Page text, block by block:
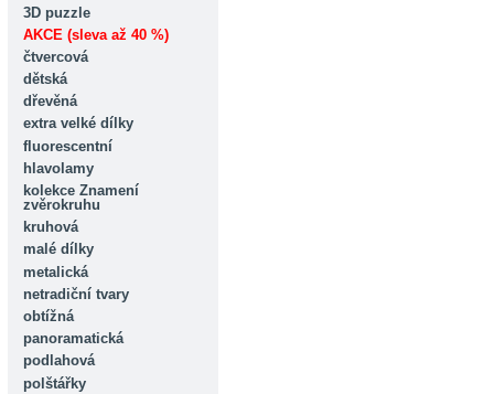
3D puzzle
AKCE (sleva až 40 %)
čtvercová
dětská
dřevěná
extra velké dílky
fluorescentní
hlavolamy
kolekce Znamení
zvěrokruhu
kruhová
malé dílky
metalická
netradiční tvary
obtížná
panoramatická
podlahová
polštářky